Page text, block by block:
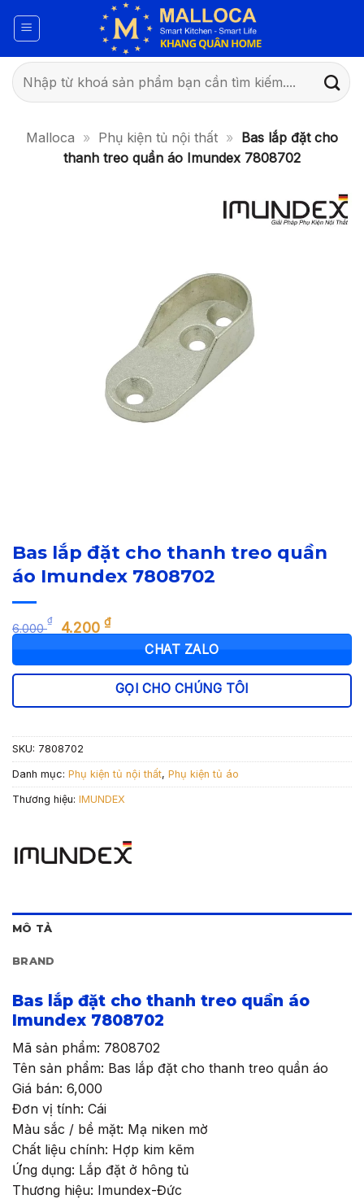
qua
dung
Tìm
kiếm:
Malloca » Phụ kiện tủ nội thất »
Bas lắp đặt cho
thanh treo quần áo Imundex 7808702
Bas lắp đặt cho thanh treo quần
áo Imundex 7808702
6.000
₫
Giá
gốc
là:
6.000 ₫.
4.200₫Giá
hiện
tại
là:
4.200 ₫.
CHAT ZALO
GỌI CHO CHÚNG TÔI
SKU: 7808702
Danh mục: Phụ kiện tủ nội thất, Phụ kiện tủ áo
Thương hiệu: IMUNDEX
MÔ TẢ
BRAND
Bas lắp đặt cho thanh treo quần áo
Imundex 7808702
Mã sản phẩm: 7808702
Tên sản phẩm: Bas lắp đặt cho thanh treo quần áo
Giá bán: 6,000
Đơn vị tính: Cái
Màu sắc / bề mặt: Mạ niken mờ
Chất liệu chính: Hợp kim kẽm
Ứng dụng: Lắp đặt ở hông tủ
Thương hiệu: Imundex-Đức